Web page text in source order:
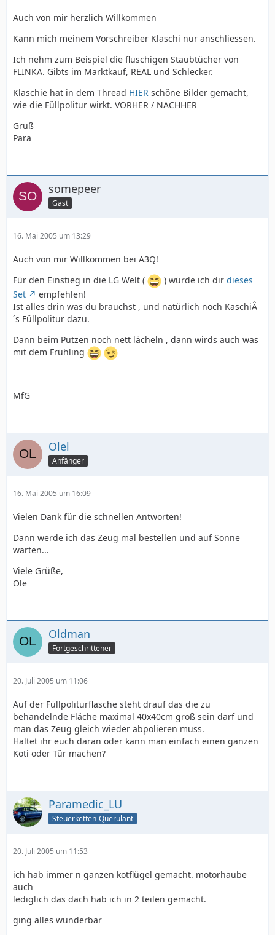
Auch von mir herzlich Willkommen
Kann mich meinem Vorschreiber Klaschi nur anschliessen.
Ich nehm zum Beispiel die fluschigen Staubtücher von
FLINKA. Gibts im Marktkauf, REAL und Schlecker.
Klaschie hat in dem Thread HIER schöne Bilder gemacht,
wie die Füllpolitur wirkt. VORHER / NACHHER
Gruß
Para
somepeer
Gast
16. Mai 2005 um 13:29
Auch von mir Willkommen bei A3Q!
Für den Einstieg in die LG Welt (
) würde ich dir dieses
Set
empfehlen!
Ist alles drin was du brauchst , und natürlich noch KaschiÂ
´s Füllpolitur dazu.
Dann beim Putzen noch nett lächeln , dann wirds auch was
mit dem Frühling
MfG
Olel
Anfänger
16. Mai 2005 um 16:09
Vielen Dank für die schnellen Antworten!
Dann werde ich das Zeug mal bestellen und auf Sonne
warten...
Viele Grüße,
Ole
Oldman
Fortgeschrittener
20. Juli 2005 um 11:06
Auf der Füllpoliturflasche steht drauf das die zu
behandelnde Fläche maximal 40x40cm groß sein darf und
man das Zeug gleich wieder abpolieren muss.
Haltet ihr euch daran oder kann man einfach einen ganzen
Koti oder Tür machen?
Paramedic_LU
Steuerketten-Querulant
20. Juli 2005 um 11:53
ich hab immer n ganzen kotflügel gemacht. motorhaube
auch
lediglich das dach hab ich in 2 teilen gemacht.
ging alles wunderbar